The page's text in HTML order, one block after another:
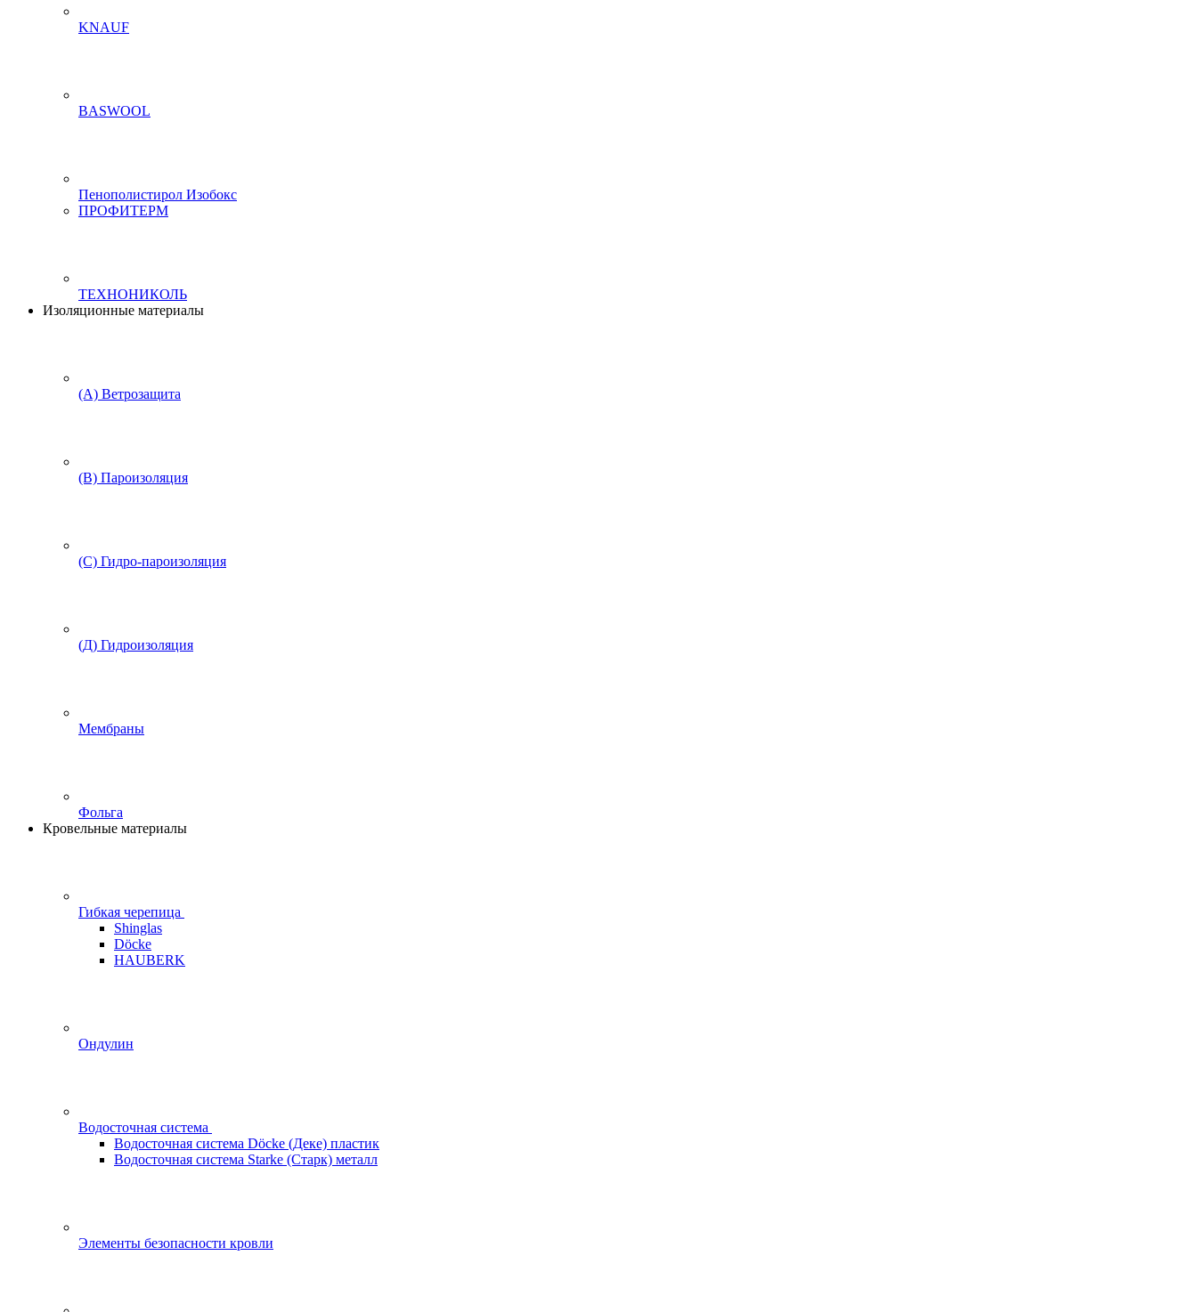
KNAUF
BASWOOL
Пенополистирол Изобокс
ПРОФИТЕРМ
ТЕХНОНИКОЛЬ
Изоляционные материалы
(А) Ветрозащита
(В) Пароизоляция
(С) Гидро-пароизоляция
(Д) Гидроизоляция
Мембраны
Фольга
Кровельные материалы
Гибкая черепица
Shinglas
Döcke
HAUBERK
Ондулин
Водосточная система
Водосточная система Döcke (Деке) пластик
Водосточная система Starke (Старк) металл
Элементы безопасности кровли